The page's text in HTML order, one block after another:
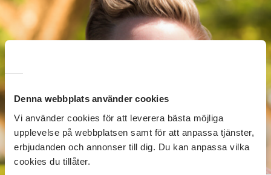
Denna webbplats använder cookies
Vi använder cookies för att leverera bästa möjliga
upplevelse på webbplatsen samt för att anpassa tjänster,
erbjudanden och annonser till dig. Du kan anpassa vilka
cookies du tillåter.